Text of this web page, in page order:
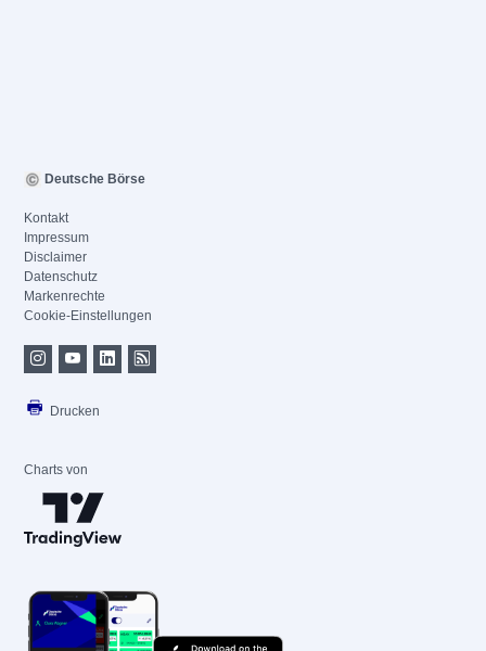
Deutsche Börse
Kontakt
Impressum
Disclaimer
Datenschutz
Markenrechte
Cookie-Einstellungen
Drucken
Charts von